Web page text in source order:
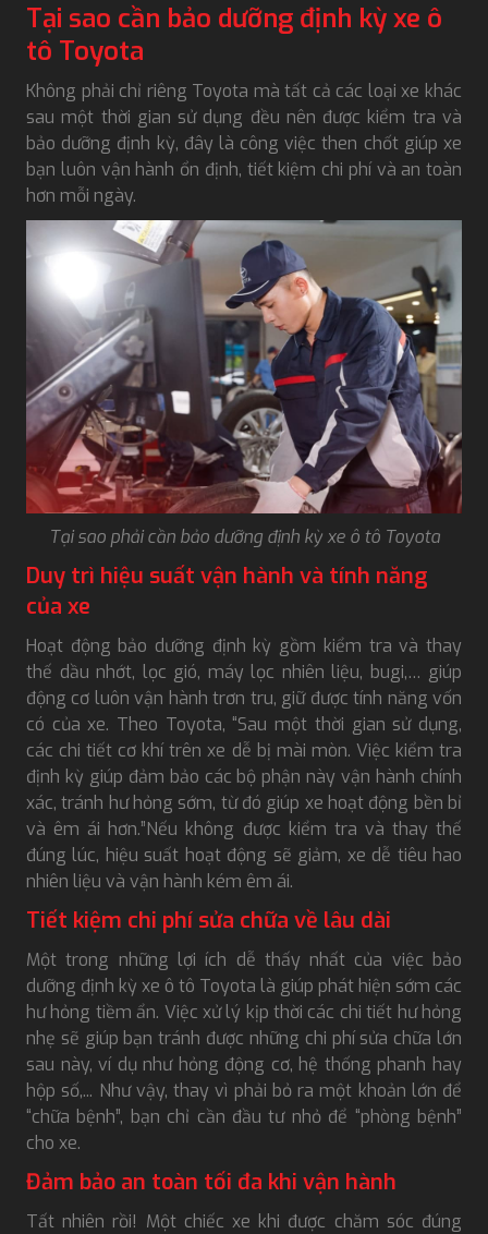
Tại sao cần bảo dưỡng định kỳ xe ô
tô Toyota
Không phải chỉ riêng Toyota mà tất cả các loại xe khác
sau một thời gian sử dụng đều nên được kiểm tra và
bảo dưỡng định kỳ, đây là công việc then chốt giúp xe
bạn luôn vận hành ổn định, tiết kiệm chi phí và an toàn
hơn mỗi ngày.
Tại sao phải cần bảo dưỡng định kỳ xe ô tô Toyota
Duy trì hiệu suất vận hành và tính năng
của xe
Hoạt động bảo dưỡng định kỳ gồm kiểm tra và thay
thế dầu nhớt, lọc gió, máy lọc nhiên liệu, bugi,… giúp
động cơ luôn vận hành trơn tru, giữ được tính năng vốn
có của xe. Theo Toyota, “Sau một thời gian sử dụng,
các chi tiết cơ khí trên xe dễ bị mài mòn. Việc kiểm tra
định kỳ giúp đảm bảo các bộ phận này vận hành chính
xác, tránh hư hỏng sớm, từ đó giúp xe hoạt động bền bỉ
và êm ái hơn.”Nếu không được kiểm tra và thay thế
đúng lúc, hiệu suất hoạt động sẽ giảm, xe dễ tiêu hao
nhiên liệu và vận hành kém êm ái.
Tiết kiệm chi phí sửa chữa về lâu dài
Một trong những lợi ích dễ thấy nhất của việc bảo
dưỡng định kỳ xe ô tô Toyota là giúp phát hiện sớm các
hư hỏng tiềm ẩn. Việc xử lý kịp thời các chi tiết hư hỏng
nhẹ sẽ giúp bạn tránh được những chi phí sửa chữa lớn
sau này, ví dụ như hỏng động cơ, hệ thống phanh hay
hộp số,... Như vậy, thay vì phải bỏ ra một khoản lớn để
“chữa bệnh”, bạn chỉ cần đầu tư nhỏ để “phòng bệnh”
cho xe.
Đảm bảo an toàn tối đa khi vận hành
Tất nhiên rồi! Một chiếc xe khi được chăm sóc đúng